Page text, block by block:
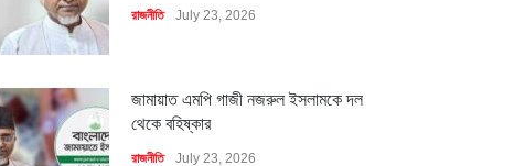
রাজনীতি July 23, 2026
জামায়াত এমপি গাজী নজরুল ইসলামকে দল
থেকে বহিষ্কার
রাজনীতি July 23, 2026